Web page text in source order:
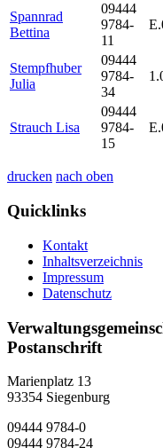
Spannrad
Bettina
09444
9784-
11
Stempfhuber
Julia
09444
9784-
34
Strauch Lisa
09444
9784-
15
drucken nach oben
Quicklinks
Kontakt
Inhaltsverzeichnis
Impressum
Datenschutz
Postanschrift
Marienplatz 13
93354 Siegenburg
09444 9784-0
09444 9784-24